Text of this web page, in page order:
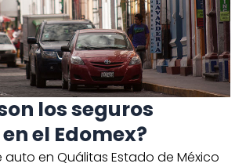
los seguros
el Edomex?
auto en Quálitas Estado de México